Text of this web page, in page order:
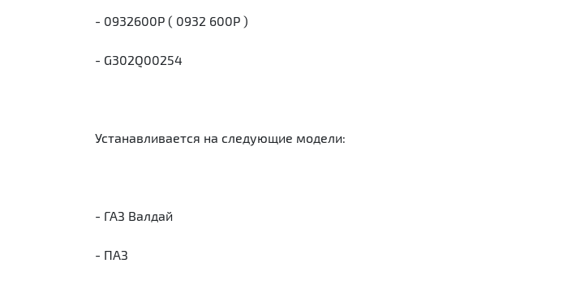
- 0932600P ( 0932 600P )
- G302Q00254
Устанавливается на следующие модели:
- ГАЗ Валдай
- ПАЗ